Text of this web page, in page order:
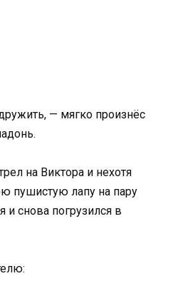
— мягко произнёс
на Виктора и нехотя
пушистую лапу на пару
и снова погрузился в